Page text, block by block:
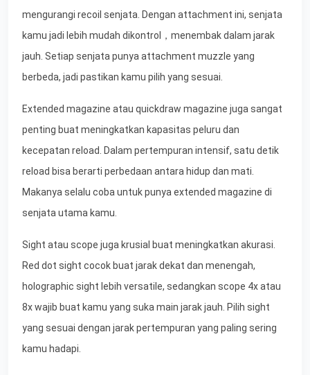
mengurangi recoil senjata. Dengan attachment ini, senjata
kamu jadi lebih mudah dikontrol，menembak dalam jarak
jauh. Setiap senjata punya attachment muzzle yang
berbeda, jadi pastikan kamu pilih yang sesuai.
Extended magazine atau quickdraw magazine juga sangat
penting buat meningkatkan kapasitas peluru dan
kecepatan reload. Dalam pertempuran intensif, satu detik
reload bisa berarti perbedaan antara hidup dan mati.
Makanya selalu coba untuk punya extended magazine di
senjata utama kamu.
Sight atau scope juga krusial buat meningkatkan akurasi.
Red dot sight cocok buat jarak dekat dan menengah,
holographic sight lebih versatile, sedangkan scope 4x atau
8x wajib buat kamu yang suka main jarak jauh. Pilih sight
yang sesuai dengan jarak pertempuran yang paling sering
kamu hadapi.